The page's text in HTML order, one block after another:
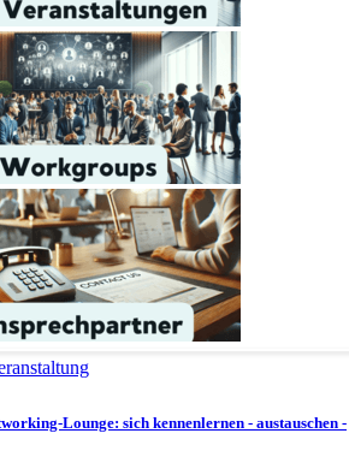
Lounge: sich kennenlernen - austauschen -